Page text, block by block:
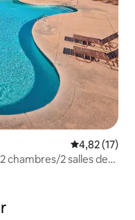
Évaluation
4,82 (17)
chambres/2 salles de